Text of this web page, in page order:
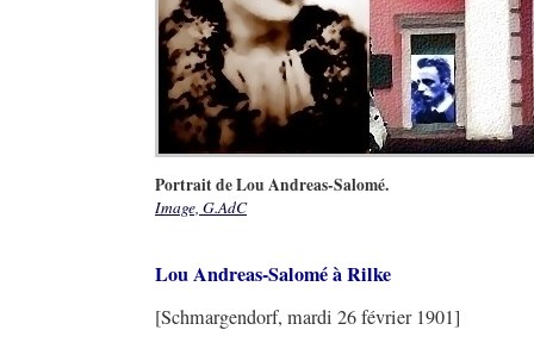
Portrait de Lou Andreas-Salomé.
Image, G.AdC
Lou Andreas-Salomé à Rilke
[Schmargendorf, mardi 26 février 1901]